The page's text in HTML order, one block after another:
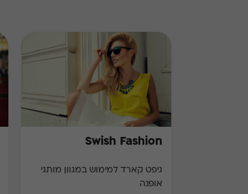
Swish Fashion
גיפט קארד למימוש במגוון מותגי
אופנה